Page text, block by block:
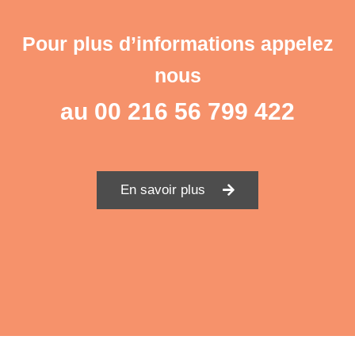
Pour plus d’informations appelez
nous
au 00 216 56 799 422
En savoir plus